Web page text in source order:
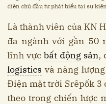
diện chủ đầu tư phát biểu tại sự kiện
Là thành viên của KN
đa ngành với gần 50
lĩnh vựcbất động sản,
logistics và năng
Điện mặt trời Srêpốk 3
theo trong chiến lược